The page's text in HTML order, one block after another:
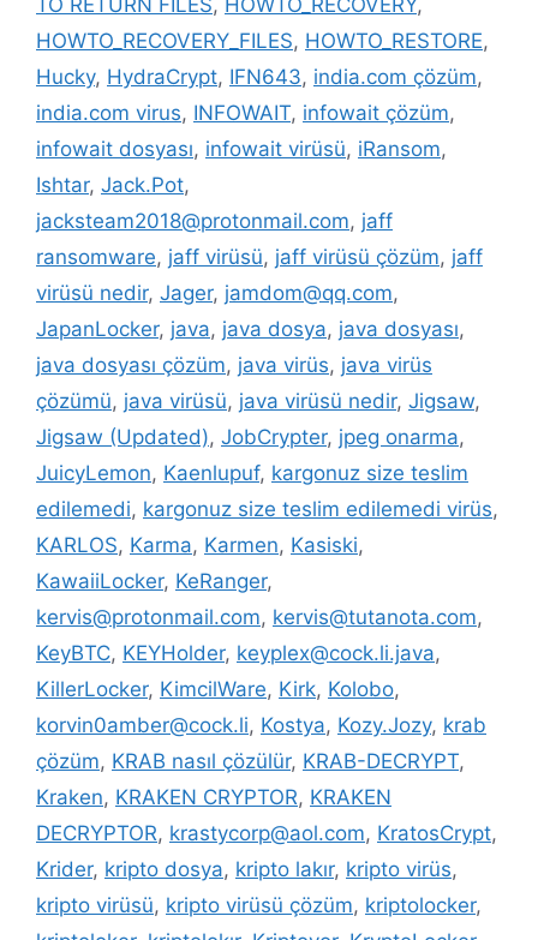
TO RETURN FILES, HOWTO_RECOVERY,
HOWTO_RECOVERY_FILES, HOWTO_RESTORE,
Hucky, HydraCrypt, IFN643, india.com çözüm,
india.com virus, INFOWAIT, infowait çözüm,
infowait dosyası, infowait virüsü, iRansom,
Ishtar, Jack.Pot,
jacksteam2018@protonmail.com, jaff
ransomware, jaff virüsü, jaff virüsü çözüm, jaff
virüsü nedir, Jager, jamdom@qq.com,
JapanLocker, java, java dosya, java dosyası,
java dosyası çözüm, java virüs, java virüs
çözümü, java virüsü, java virüsü nedir, Jigsaw,
Jigsaw (Updated), JobCrypter, jpeg onarma,
JuicyLemon, Kaenlupuf, kargonuz size teslim
edilemedi, kargonuz size teslim edilemedi virüs,
KARLOS, Karma, Karmen, Kasiski,
KawaiiLocker, KeRanger,
kervis@protonmail.com, kervis@tutanota.com,
KeyBTC, KEYHolder, keyplex@cock.li.java,
KillerLocker, KimcilWare, Kirk, Kolobo,
korvin0amber@cock.li, Kostya, Kozy.Jozy, krab
çözüm, KRAB nasıl çözülür, KRAB-DECRYPT,
Kraken, KRAKEN CRYPTOR, KRAKEN
DECRYPTOR, krastycorp@aol.com, KratosCrypt,
Krider, kripto dosya, kripto lakır, kripto virüs,
kripto virüsü, kripto virüsü çözüm, kriptolocker,